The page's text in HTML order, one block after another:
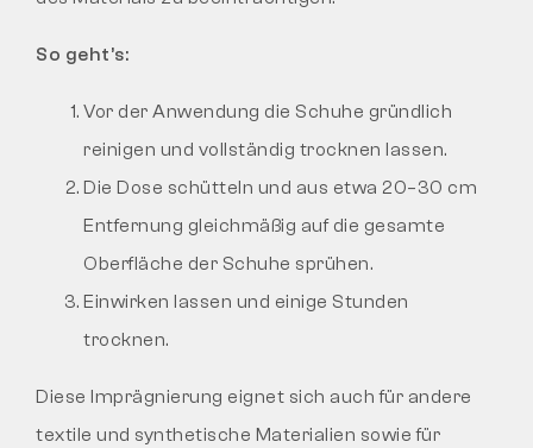
So geht’s:
Vor der Anwendung die Schuhe gründlich
reinigen und vollständig trocknen lassen.
Die Dose schütteln und aus etwa 20–30 cm
Entfernung gleichmäßig auf die gesamte
Oberfläche der Schuhe sprühen.
Einwirken lassen und einige Stunden
trocknen.
Diese Imprägnierung eignet sich auch für andere
textile und synthetische Materialien sowie für